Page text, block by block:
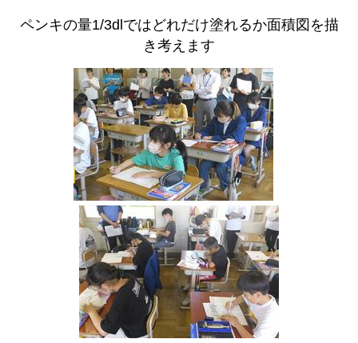
ペンキの量1/3dlではどれだけ塗れるか面積図を描
き考えます